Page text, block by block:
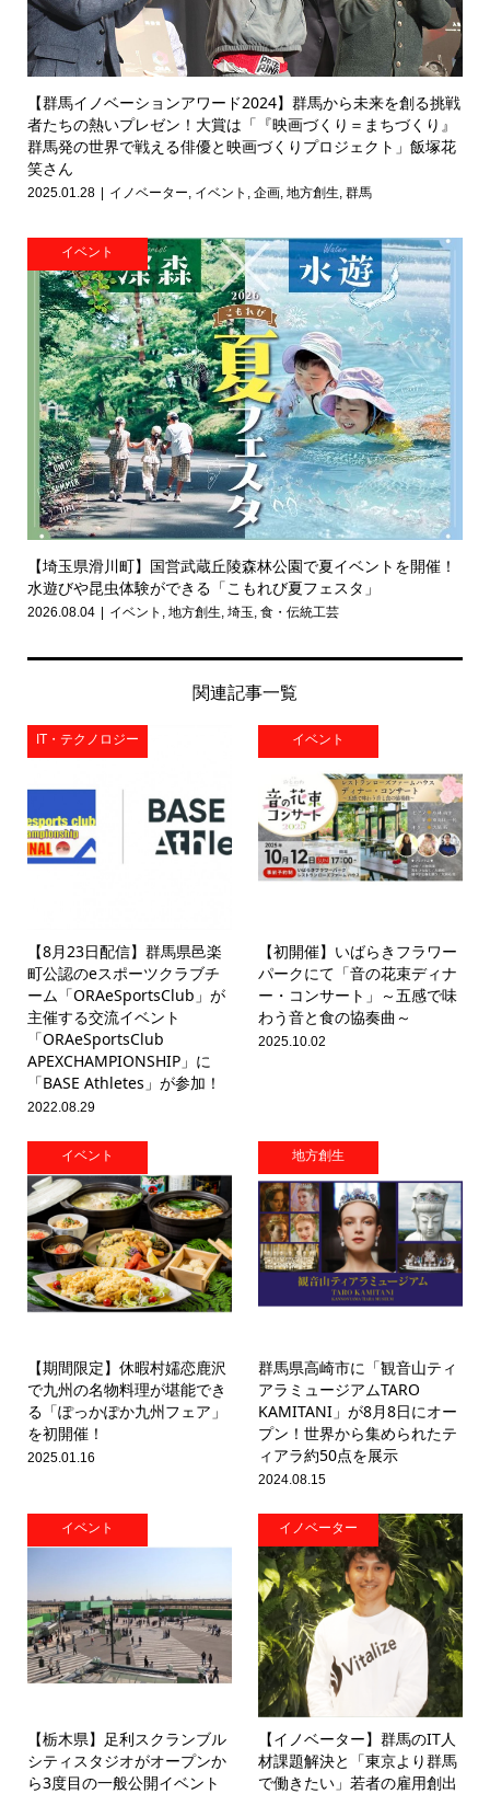
【群馬イノベーションアワード2024】群馬から未来を創る挑戦
者たちの熱いプレゼン！大賞は「『映画づくり＝まちづくり』
群馬発の世界で戦える俳優と映画づくりプロジェクト」飯塚花
笑さん
2025.01.28 イノベーター イベント 企画, 地方創生 群馬
イベント
【埼玉県滑川町】国営武蔵丘陵森林公園で夏イベントを開催！
水遊びや昆虫体験ができる「こもれび夏フェスタ」
2026.08.04 イベント , 地方創生, 埼玉, 食・伝統工芸
関連記事一覧
IT・テクノロジー
【8月23日配信】群馬県邑楽
町公認のeスポーツクラブチ
ーム「ORAeSportsClub」が
主催する交流イベント
「ORAeSportsClub
APEXCHAMPIONSHIP」に
「BASE Athletes」が参加！
2022.08.29
イベント
【初開催】いばらきフラワー
パークにて「音の花束ディナ
ー・コンサート」～五感で味
わう音と食の協奏曲～
2025.10.02
イベント
【期間限定】休暇村嬬恋鹿沢
で九州の名物料理が堪能でき
る「ぽっかぽか九州フェア」
を初開催！
2025.01.16
地方創生
群馬県高崎市に「観音山ティ
アラミュージアムTARO
KAMITANI」が8月8日にオー
プン！世界から集められたテ
ィアラ約50点を展示
2024.08.15
イベント
【栃木県】足利スクランブル
シティスタジオがオープンか
ら3度目の一般公開イベント
イノベーター
【イノベーター】群馬のIT人
材課題解決と「東京より群馬
で働きたい」若者の雇用創出